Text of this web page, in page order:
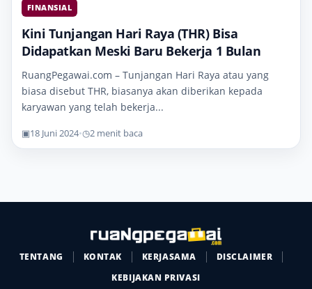
FINANSIAL
Kini Tunjangan Hari Raya (THR) Bisa
Didapatkan Meski Baru Bekerja 1 Bulan
RuangPegawai.com – Tunjangan Hari Raya atau yang
biasa disebut THR, biasanya akan diberikan kepada
karyawan yang telah bekerja...
▣18 Juni 2024•◷2 menit baca
TENTANG KONTAK KERJASAMA
DISCLAIMER
KEBIJAKAN PRIVASI